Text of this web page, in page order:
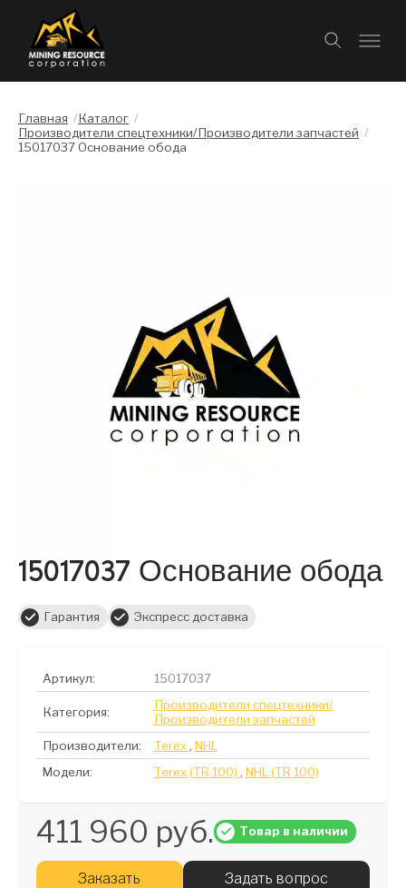
Главная /Каталог /
Производители спецтехники/Производители запчастей /
15017037 Основание обода
15017037 Основание обода
Гарантия Экспресс доставка
Артикул: 15017037
Категория:
Производители спецтехники/
Производители запчастей
Производители:
Terex , NHL
Модели:
Terex (TR 100) , NHL (TR 100)
411 960 руб. Товар в наличии
Заказать Задать вопрос